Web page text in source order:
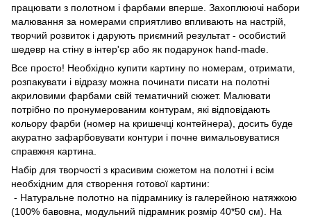
працювати з полотном і фарбами вперше. Захоплюючі набори
малювання за номерами сприятливо впливають на настрій,
творчий розвиток і дарують приємний результат - особистий
шедевр на стіну в інтер'єр або як подарунок hand-made.
Все просто! Необхідно купити картину по номерам, отримати,
розпакувати і відразу можна починати писати на полотні
акриловими фарбами свій тематичний сюжет. Малювати
потрібно по пронумерованим контурам, які відповідають
кольору фарби (номер на кришечці контейнера), досить буде
акуратно зафарбовувати контури і почне вимальовуватися
справжня картина.
Набір для творчості з красивим сюжетом на полотні і всім
необхідним для створення готової картини:
- Натуральне полотно на підрамнику із галерейною натяжкою
(100% бавовна, модульний підрамник розмір 40*50 см). На